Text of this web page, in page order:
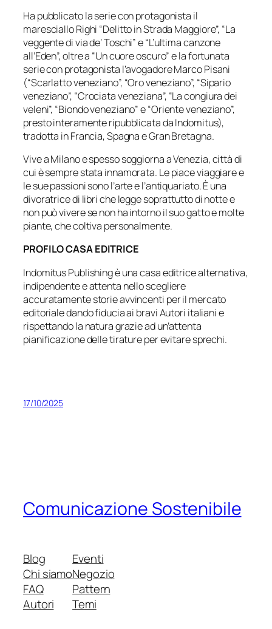
Ha pubblicato la serie con protagonista il
maresciallo Righi “Delitto in Strada Maggiore”, “La
veggente di via de’ Toschi” e “L’ultima canzone
all’Eden”, oltre a “Un cuore oscuro” e la fortunata
serie con protagonista l’avogadore Marco Pisani
(“Scarlatto veneziano”, “Oro veneziano”, “Sipario
veneziano”, “Crociata veneziana”, “La congiura dei
veleni”, “Biondo veneziano” e “Oriente veneziano”,
presto interamente ripubblicata da Indomitus),
tradotta in Francia, Spagna e Gran Bretagna.
Vive a Milano e spesso soggiorna a Venezia, città di
cui è sempre stata innamorata. Le piace viaggiare e
le sue passioni sono l’arte e l’antiquariato. È una
divoratrice di libri che legge soprattutto di notte e
non può vivere se non ha intorno il suo gatto e molte
piante, che coltiva personalmente.
PROFILO CASA EDITRICE
Indomitus Publishing è una casa editrice alternativa,
indipendente e attenta nello scegliere
accuratamente storie avvincenti per il mercato
editoriale dando fiducia ai bravi Autori italiani e
rispettando la natura grazie ad un’attenta
pianificazione delle tirature per evitare sprechi.
17/10/2025
Comunicazione Sostenibile
Blog
Chi siamo
FAQ
Autori
Eventi
Negozio
Pattern
Temi